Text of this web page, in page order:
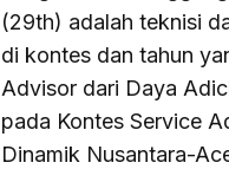
(29th) adalah teknisi
di kontes dan tahun
Advisor dari Daya
pada Kontes Service
Dinamik Nusantara-